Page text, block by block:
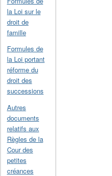
la Loi sur le
droit de
famille
Formules de
la Loi portant
réforme du
droit des
successions
Autres
documents
relatifs aux
Règles de la
Cour des
petites
créances